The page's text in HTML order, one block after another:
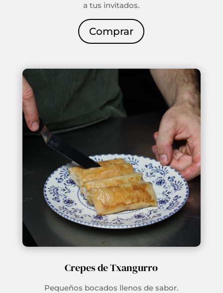
a tus invitados.
Comprar
Crepes de Txangurro
Pequeños bocados llenos de sabor.